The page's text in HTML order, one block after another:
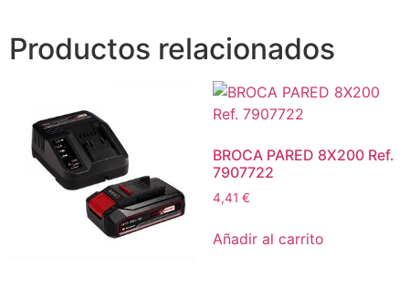
Productos relacionados
BROCA PARED 8X200 Ref.
7907722
4,41 €
Añadir al carrito